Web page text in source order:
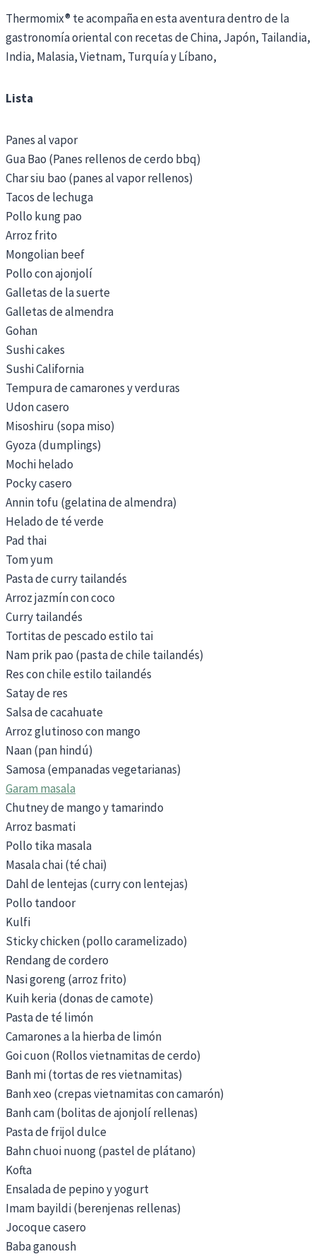
Thermomix® te acompaña en esta aventura dentro de la
gastronomía oriental con recetas de China, Japón, Tailandia,
India, Malasia, Vietnam, Turquía y Líbano,
Lista
Panes al vapor
Gua Bao (Panes rellenos de cerdo bbq)
Char siu bao (panes al vapor rellenos)
Tacos de lechuga
Pollo kung pao
Arroz frito
Mongolian beef
Pollo con ajonjolí
Galletas de la suerte
Galletas de almendra
Gohan
Sushi cakes
Sushi California
Tempura de camarones y verduras
Udon casero
Misoshiru (sopa miso)
Gyoza (dumplings)
Mochi helado
Pocky casero
Annin tofu (gelatina de almendra)
Helado de té verde
Pad thai
Tom yum
Pasta de curry tailandés
Arroz jazmín con coco
Curry tailandés
Tortitas de pescado estilo tai
Nam prik pao (pasta de chile tailandés)
Res con chile estilo tailandés
Satay de res
Salsa de cacahuate
Arroz glutinoso con mango
Naan (pan hindú)
Samosa (empanadas vegetarianas)
Garam masala
Chutney de mango y tamarindo
Arroz basmati
Pollo tika masala
Masala chai (té chai)
Dahl de lentejas (curry con lentejas)
Pollo tandoor
Kulfi
Sticky chicken (pollo caramelizado)
Rendang de cordero
Nasi goreng (arroz frito)
Kuih keria (donas de camote)
Pasta de té limón
Camarones a la hierba de limón
Goi cuon (Rollos vietnamitas de cerdo)
Banh mi (tortas de res vietnamitas)
Banh xeo (crepas vietnamitas con camarón)
Banh cam (bolitas de ajonjolí rellenas)
Pasta de frijol dulce
Bahn chuoi nuong (pastel de plátano)
Kofta
Ensalada de pepino y yogurt
Imam bayildi (berenjenas rellenas)
Jocoque casero
Baba ganoush